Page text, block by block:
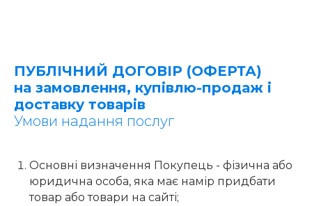
ПУБЛІЧНИЙ ДОГОВІР (ОФЕРТА)
на замовлення, купівлю-продаж і
доставку товарів
Умови надання послуг
Основні визначення Покупець - фізична або
юридична особа, яка має намір придбати
товар або товари на сайті;